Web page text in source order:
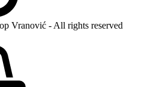
Vranović - All rights reserved